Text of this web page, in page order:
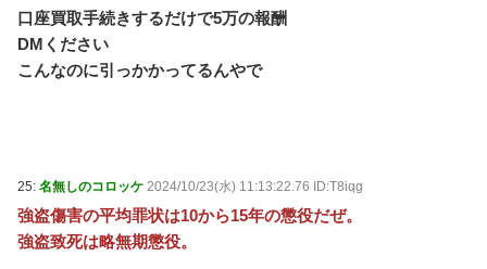
口座買取手続きするだけで5万の報酬
DMください
こんなのに引っかかってるんやで
25: 名無しのコロッケ 2024/10/23(水) 11:13:22.76 ID:T8iqg
強盗傷害の平均罪状は10から15年の懲役だぜ。
強盗致死は略無期懲役。